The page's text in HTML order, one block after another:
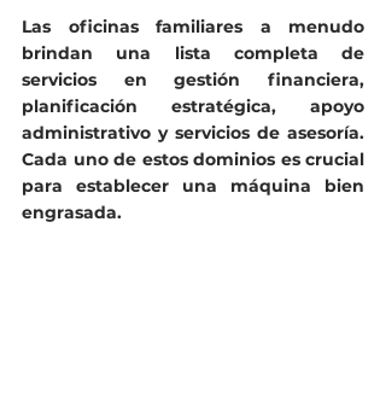
Las oficinas familiares a menudo
brindan una lista completa de
servicios en gestión financiera,
planificación estratégica, apoyo
administrativo y servicios de asesoría.
Cada uno de estos dominios es crucial
para establecer una máquina bien
engrasada.